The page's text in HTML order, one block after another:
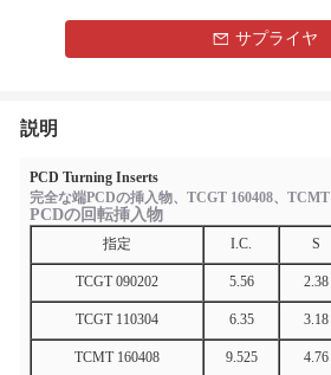
サプライヤ
説明
PCD Turning Inserts
完全な端PCDの挿入物、TCGT 160408、TCMT
PCDの回転挿入物
指定 I.C. S
TCGT 090202 5.56 2.38
TCGT 110304 6.35 3.18
TCMT 160408 9.525 4.76